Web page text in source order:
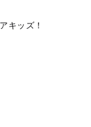
キッズ！